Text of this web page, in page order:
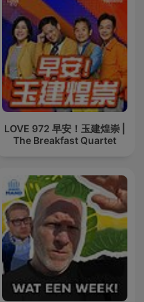
LOVE 972 早安！玉建煌崇 |
The Breakfast Quartet